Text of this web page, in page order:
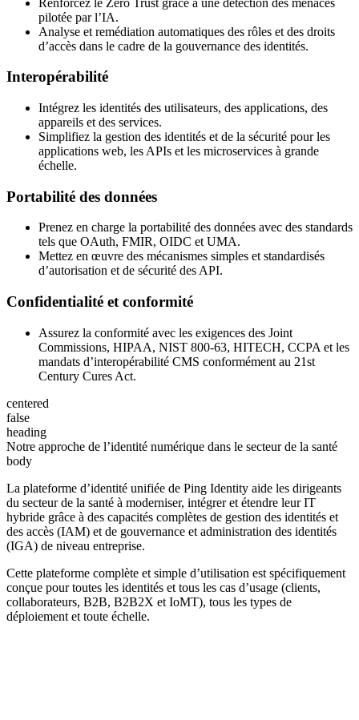
pilotée par l’IA.
Analyse et remédiation automatiques des rôles et des droits
d’accès dans le cadre de la gouvernance des identités.
Interopérabilité
Intégrez les identités des utilisateurs, des applications, des
appareils et des services.
Simplifiez la gestion des identités et de la sécurité pour les
applications web, les APIs et les microservices à grande
échelle.
Portabilité des données
Prenez en charge la portabilité des données avec des standards
tels que OAuth, FMIR, OIDC et UMA.
Mettez en œuvre des mécanismes simples et standardisés
d’autorisation et de sécurité des API.
Confidentialité et conformité
Assurez la conformité avec les exigences des Joint
Commissions, HIPAA, NIST 800-63, HITECH, CCPA et les
mandats d’interopérabilité CMS conformément au 21st
Century Cures Act.
centered
false
heading
Notre approche de l’identité numérique dans le secteur de la santé
body
La plateforme d’identité unifiée de Ping Identity aide les dirigeants
du secteur de la santé à moderniser, intégrer et étendre leur IT
hybride grâce à des capacités complètes de gestion des identités et
des accès (IAM) et de gouvernance et administration des identités
(IGA) de niveau entreprise.
Cette plateforme complète et simple d’utilisation est spécifiquement
conçue pour toutes les identités et tous les cas d’usage (clients,
collaborateurs, B2B, B2B2X et IoMT), tous les types de
déploiement et toute échelle.